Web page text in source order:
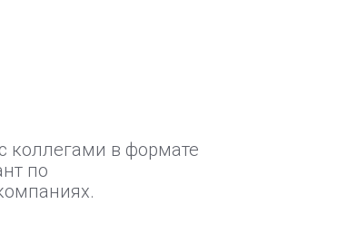
коллегами в формате
по